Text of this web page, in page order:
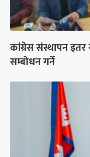
कांग्रेस संस्थापन इतर
सम्बोधन गर्ने